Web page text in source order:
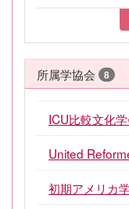
所属学協会 8
ICU比較文化
United
初期アメリカ